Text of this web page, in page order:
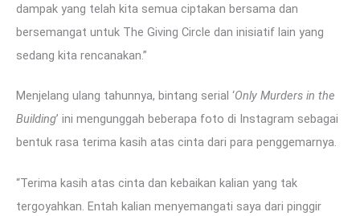
dampak yang telah kita semua ciptakan bersama dan
bersemangat untuk The Giving Circle dan inisiatif lain yang
sedang kita rencanakan.”
Menjelang ulang tahunnya, bintang serial ‘Only Murders in the
Building’ ini mengunggah beberapa foto di Instagram sebagai
bentuk rasa terima kasih atas cinta dari para penggemarnya.
“Terima kasih atas cinta dan kebaikan kalian yang tak
tergoyahkan. Entah kalian menyemangati saya dari pinggir